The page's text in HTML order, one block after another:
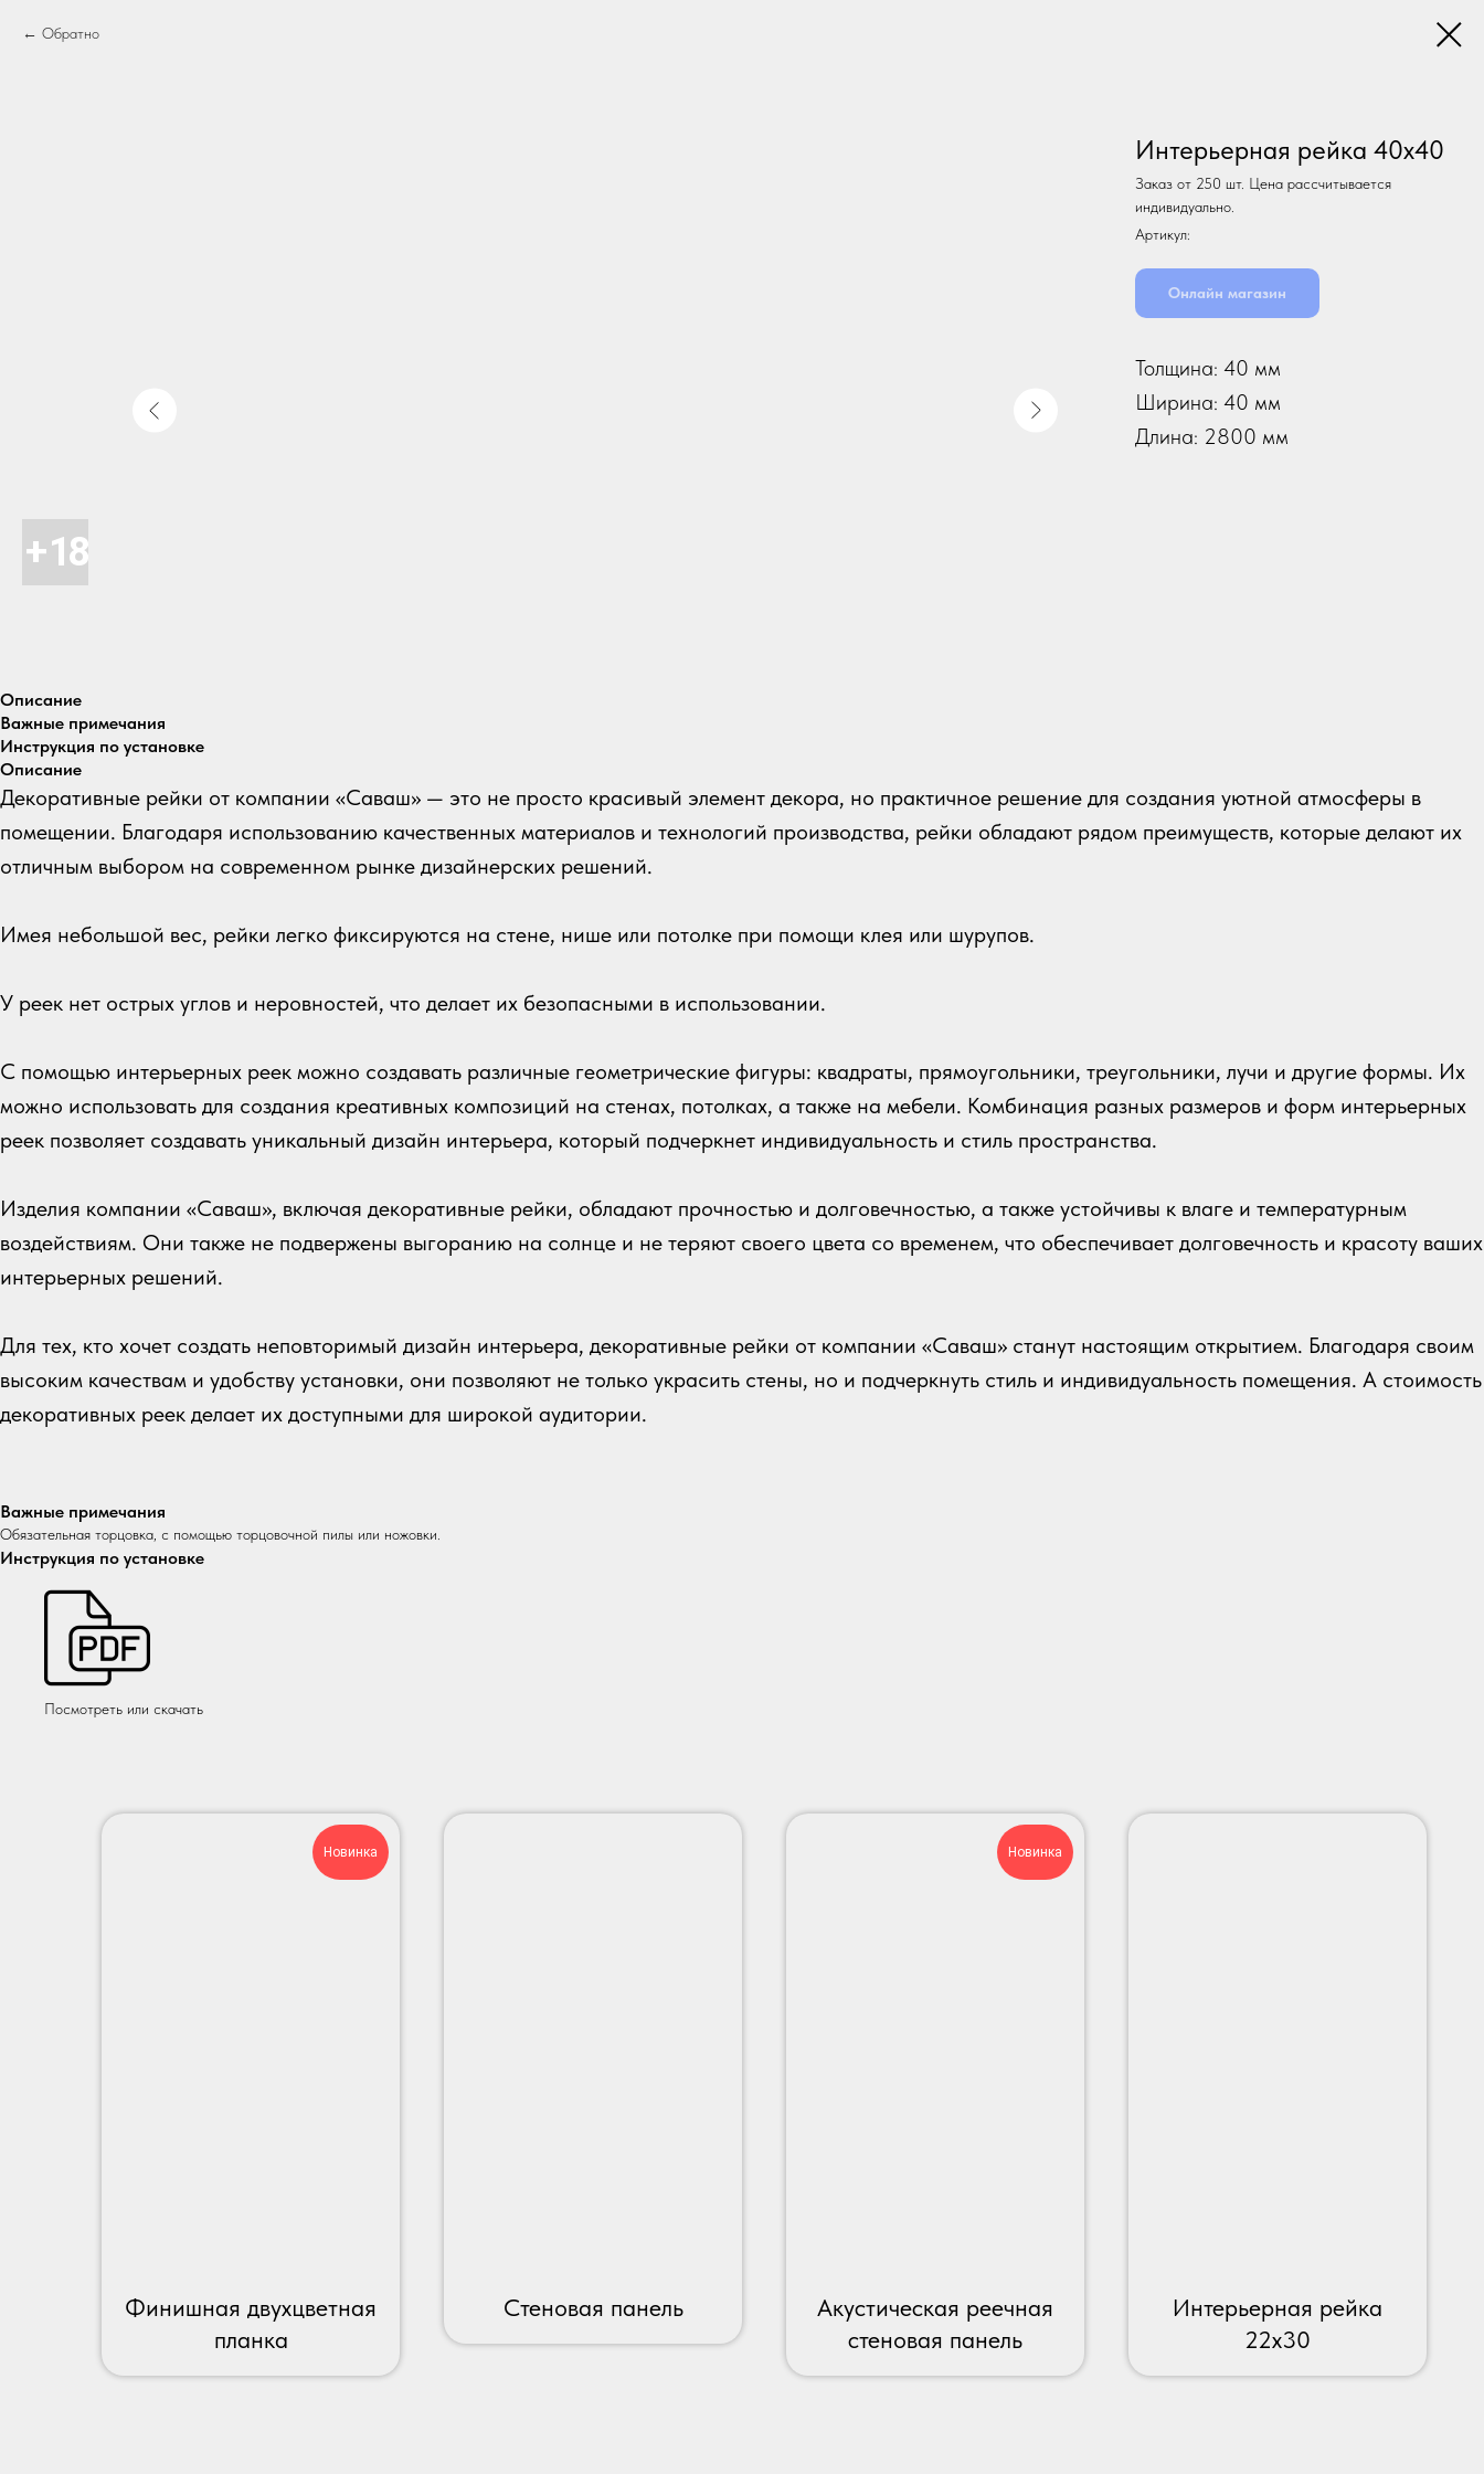
Обратно
Интерьерная рейка 40х40
Заказ от 250 шт. Цена рассчитывается
индивидуально.
Артикул:
Онлайн магазин
Толщина: 40 мм
Ширина: 40 мм
Длина: 2800 мм
Описание
Важные примечания
Инструкция по установке
Описание
Декоративные рейки от компании «Саваш» — это не просто красивый элемент декора, но практичное решение для создания уютной атмосферы в
помещении. Благодаря использованию качественных материалов и технологий производства, рейки обладают рядом преимуществ, которые делают их
отличным выбором на современном рынке дизайнерских решений.
Имея небольшой вес, рейки легко фиксируются на стене, нише или потолке при помощи клея или шурупов.
У реек нет острых углов и неровностей, что делает их безопасными в использовании.
С помощью интерьерных реек можно создавать различные геометрические фигуры: квадраты, прямоугольники, треугольники, лучи и другие формы. Их
можно использовать для создания креативных композиций на стенах, потолках, а также на мебели. Комбинация разных размеров и форм интерьерных
реек позволяет создавать уникальный дизайн интерьера, который подчеркнет индивидуальность и стиль пространства.
Изделия компании «Саваш», включая декоративные рейки, обладают прочностью и долговечностью, а также устойчивы к влаге и температурным
воздействиям. Они также не подвержены выгоранию на солнце и не теряют своего цвета со временем, что обеспечивает долговечность и красоту ваших
интерьерных решений.
Для тех, кто хочет создать неповторимый дизайн интерьера, декоративные рейки от компании «Саваш» станут настоящим открытием. Благодаря своим
высоким качествам и удобству установки, они позволяют не только украсить стены, но и подчеркнуть стиль и индивидуальность помещения. А стоимость
декоративных реек делает их доступными для широкой аудитории.
Важные примечания
Обязательная торцовка, с помощью торцовочной пилы или ножовки.
Инструкция по установке
Посмотреть или скачать
Новинка
Финишная двухцветная
планка
Стеновая панель
Новинка
Акустическая реечная
стеновая панель
Интерьерная рейка
22х30